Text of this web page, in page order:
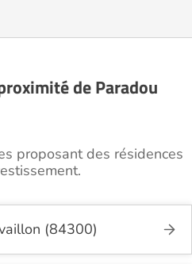
de Paradou
proposant des résidences
(84300)